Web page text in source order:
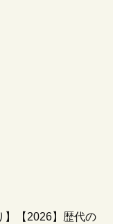
】【2026】歴代の